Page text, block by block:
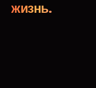
жизнь.